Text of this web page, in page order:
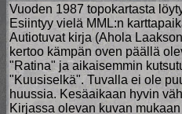
Vuoden 1987 topokartasta
Esiintyy vielä MML:n
Autiotuvat kirja (Ahola
kertoo kämpän oven päällä
"Ratina" ja aikaisemmin
"Kuusiselkä". Tuvalla ei ole
huussia. Kesäaikaan hyvin
Kirjassa olevan kuvan